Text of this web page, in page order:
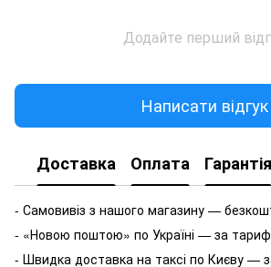
Додайте перший
Написати відгук
Доставка Оплата Гарантія
- Самовивіз з нашого магазину —
- «Новою поштою» по Україні — за
- Швидка доставка на таксі по Києву —